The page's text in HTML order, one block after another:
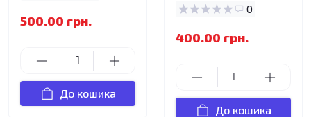
500.00 грн.
До кошика
0
400.00 грн.
До кошика